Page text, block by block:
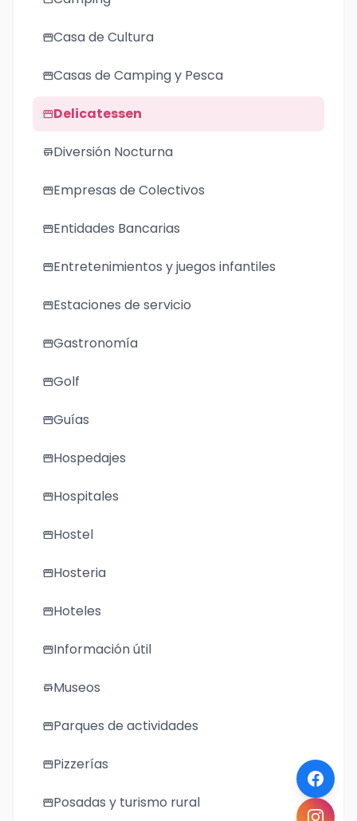
storefrontCasa de Cultura
storefrontCasas de Camping y Pesca
storefrontDelicatessen
storeDiversión Nocturna
storefrontEmpresas de Colectivos
storefrontEntidades Bancarias
storefrontEntretenimientos y juegos infantiles
storefrontEstaciones de servicio
storefrontGastronomía
storefrontGolf
storefrontGuías
storefrontHospedajes
storefrontHospitales
storefrontHostel
storefrontHosteria
storefrontHoteles
storefrontInformación útil
storeMuseos
storefrontParques de actividades
storefrontPizzerías
storefrontPosadas y turismo rural